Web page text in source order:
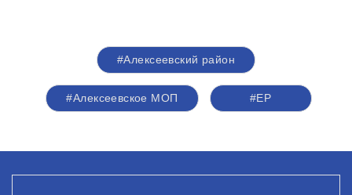
#Алексеевский район
#Алексеевское МОП #ЕР